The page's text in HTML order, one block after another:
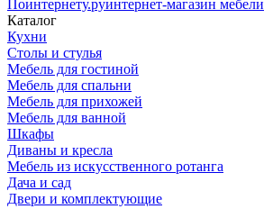
Поинтернету.руинтернет-магазин мебели
Каталог
Кухни
Столы и стулья
Мебель для гостиной
Мебель для спальни
Мебель для прихожей
Мебель для ванной
Шкафы
Диваны и кресла
Мебель из искусственного ротанга
Дача и сад
Двери и комплектующие